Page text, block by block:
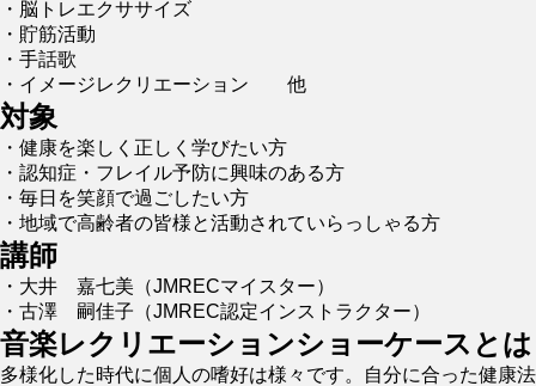
・脳トレエクササイズ
・貯筋活動
・手話歌
・イメージレクリエーション 他
対象
・ 健康を楽しく正しく学びたい方
・認知症・フレイル予防に興味のある方
・ 毎日を笑顔で過ごしたい方
・地域で高齢者の皆様と活動されていらっしゃる方
講師
・大井 嘉七美（JMRECマイスター）
・ 古澤 嗣佳子 （JMREC認定インストラクター）
音楽レクリエーションショーケースとは
多様化した時代に個人の嗜好は様々です。自分に合った健康